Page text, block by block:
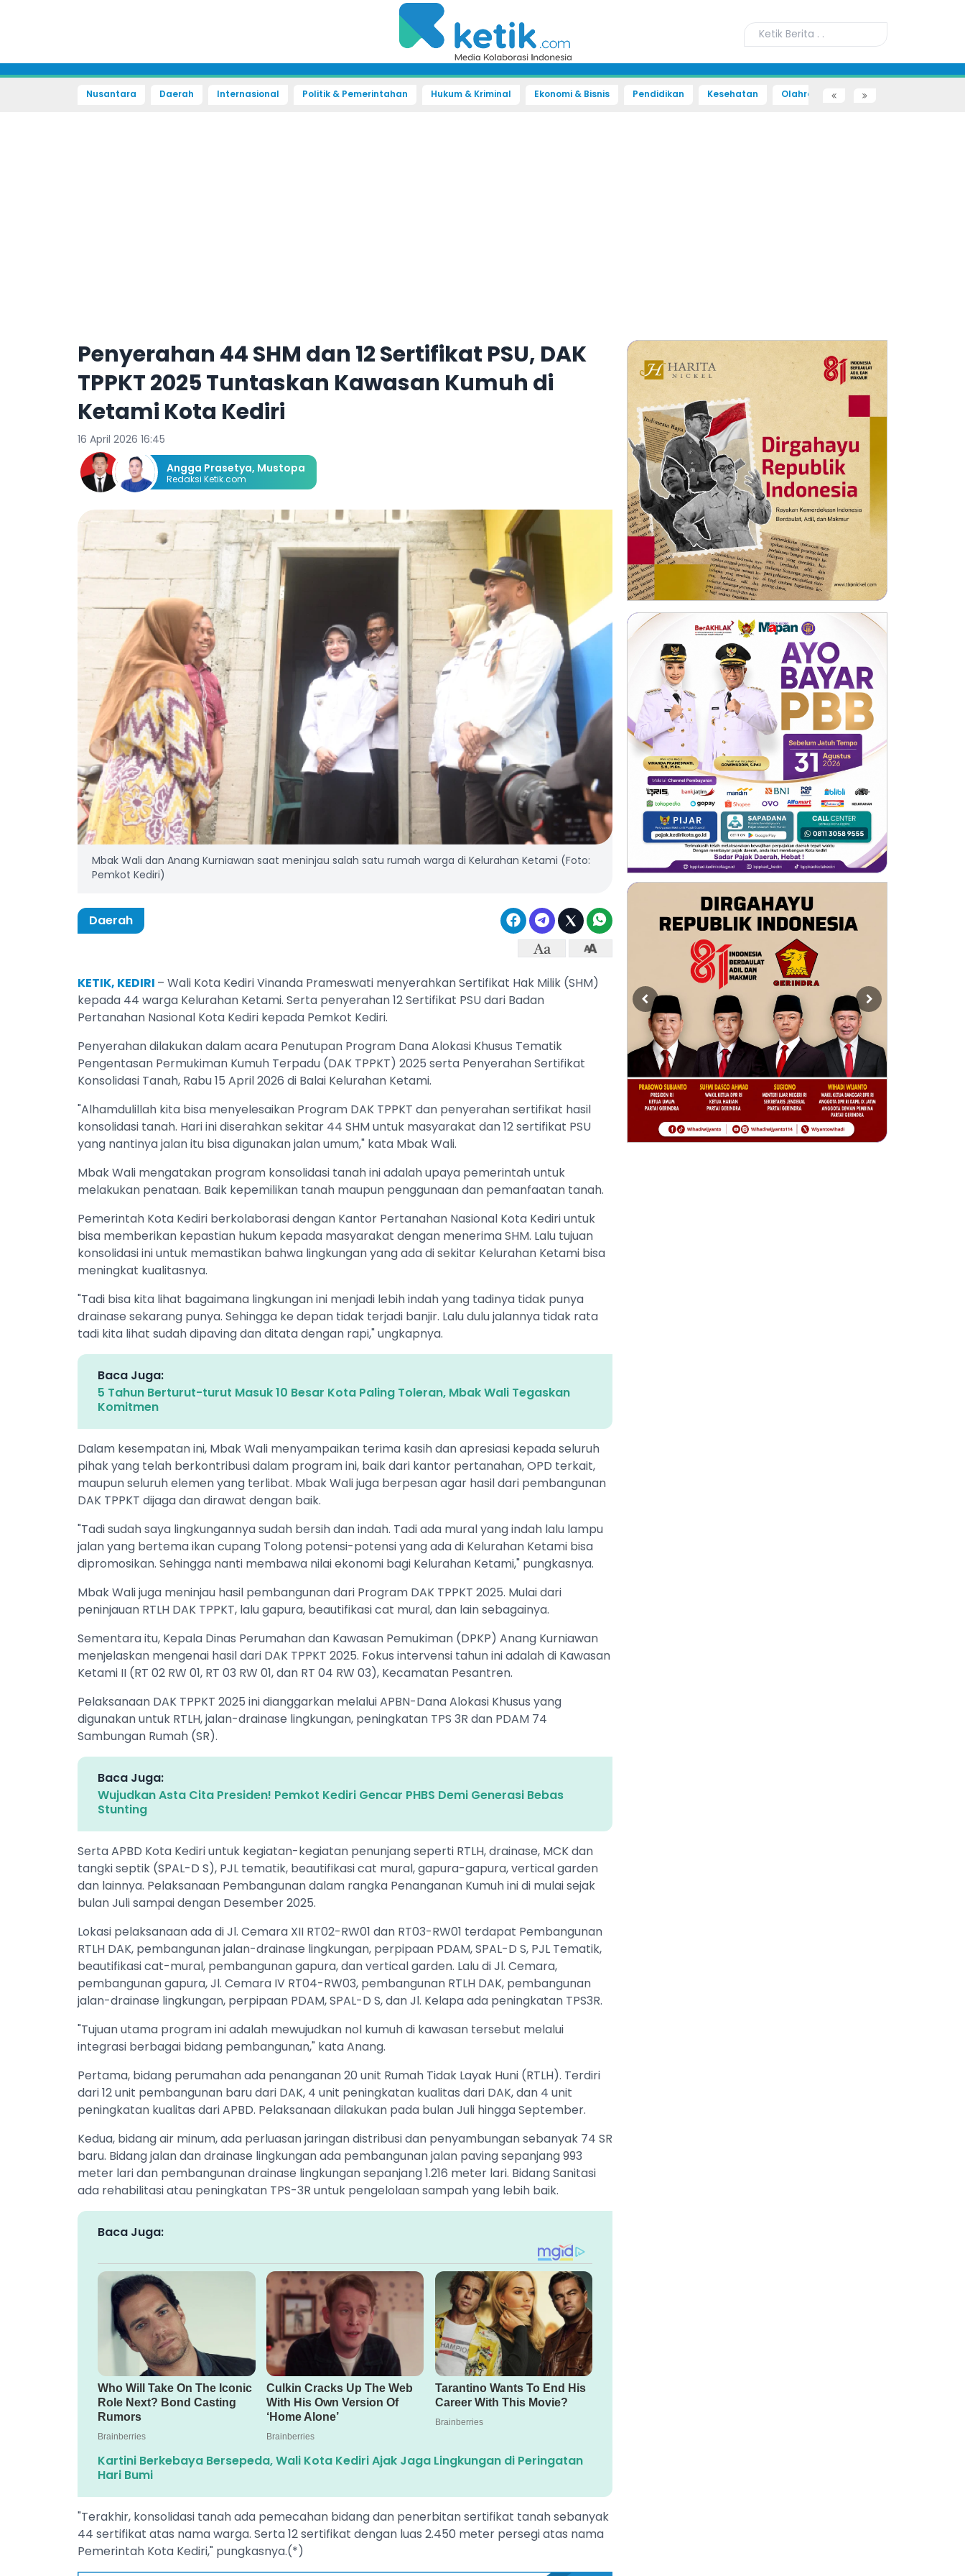
Nusantara Daerah Internasional Politik & Pemerintahan Hukum & Kriminal Ekonomi & Bisnis Pendidikan Kesehatan Olahraga Sains dan Teknologi
Penyerahan 44 SHM dan 12 Sertifikat PSU, DAK
TPPKT 2025 Tuntaskan Kawasan Kumuh di
Ketami Kota Kediri
16 April 2026 16:45
Angga Prasetya, Mustopa
Redaksi Ketik.com
Mbak Wali dan Anang Kurniawan saat meninjau salah satu rumah warga di Kelurahan Ketami (Foto:
Pemkot Kediri)
Daerah
KETIK, KEDIRI – Wali Kota Kediri Vinanda Prameswati menyerahkan Sertifikat Hak Milik (SHM)
kepada 44 warga Kelurahan Ketami. Serta penyerahan 12 Sertifikat PSU dari Badan
Pertanahan Nasional Kota Kediri kepada Pemkot Kediri.
Penyerahan dilakukan dalam acara Penutupan Program Dana Alokasi Khusus Tematik
Pengentasan Permukiman Kumuh Terpadu (DAK TPPKT) 2025 serta Penyerahan Sertifikat
Konsolidasi Tanah, Rabu 15 April 2026 di Balai Kelurahan Ketami.
"Alhamdulillah kita bisa menyelesaikan Program DAK TPPKT dan penyerahan sertifikat hasil
konsolidasi tanah. Hari ini diserahkan sekitar 44 SHM untuk masyarakat dan 12 sertifikat PSU
yang nantinya jalan itu bisa digunakan jalan umum," kata Mbak Wali.
Mbak Wali mengatakan program konsolidasi tanah ini adalah upaya pemerintah untuk
melakukan penataan. Baik kepemilikan tanah maupun penggunaan dan pemanfaatan tanah.
Pemerintah Kota Kediri berkolaborasi dengan Kantor Pertanahan Nasional Kota Kediri untuk
bisa memberikan kepastian hukum kepada masyarakat dengan menerima SHM. Lalu tujuan
konsolidasi ini untuk memastikan bahwa lingkungan yang ada di sekitar Kelurahan Ketami bisa
meningkat kualitasnya.
"Tadi bisa kita lihat bagaimana lingkungan ini menjadi lebih indah yang tadinya tidak punya
drainase sekarang punya. Sehingga ke depan tidak terjadi banjir. Lalu dulu jalannya tidak rata
tadi kita lihat sudah dipaving dan ditata dengan rapi," ungkapnya.
Baca Juga:
5 Tahun Berturut-turut Masuk 10 Besar Kota Paling Toleran, Mbak Wali Tegaskan
Komitmen
Dalam kesempatan ini, Mbak Wali menyampaikan terima kasih dan apresiasi kepada seluruh
pihak yang telah berkontribusi dalam program ini, baik dari kantor pertanahan, OPD terkait,
maupun seluruh elemen yang terlibat. Mbak Wali juga berpesan agar hasil dari pembangunan
DAK TPPKT dijaga dan dirawat dengan baik.
"Tadi sudah saya lingkungannya sudah bersih dan indah. Tadi ada mural yang indah lalu lampu
jalan yang bertema ikan cupang Tolong potensi-potensi yang ada di Kelurahan Ketami bisa
dipromosikan. Sehingga nanti membawa nilai ekonomi bagi Kelurahan Ketami," pungkasnya.
Mbak Wali juga meninjau hasil pembangunan dari Program DAK TPPKT 2025. Mulai dari
peninjauan RTLH DAK TPPKT, lalu gapura, beautifikasi cat mural, dan lain sebagainya.
Sementara itu, Kepala Dinas Perumahan dan Kawasan Pemukiman (DPKP) Anang Kurniawan
menjelaskan mengenai hasil dari DAK TPPKT 2025. Fokus intervensi tahun ini adalah di Kawasan
Ketami II (RT 02 RW 01, RT 03 RW 01, dan RT 04 RW 03), Kecamatan Pesantren.
Pelaksanaan DAK TPPKT 2025 ini dianggarkan melalui APBN-Dana Alokasi Khusus yang
digunakan untuk RTLH, jalan-drainase lingkungan, peningkatan TPS 3R dan PDAM 74
Sambungan Rumah (SR).
Baca Juga:
Wujudkan Asta Cita Presiden! Pemkot Kediri Gencar PHBS Demi Generasi Bebas
Stunting
Serta APBD Kota Kediri untuk kegiatan-kegiatan penunjang seperti RTLH, drainase, MCK dan
tangki septik (SPAL-D S), PJL tematik, beautifikasi cat mural, gapura-gapura, vertical garden
dan lainnya. Pelaksanaan Pembangunan dalam rangka Penanganan Kumuh ini di mulai sejak
bulan Juli sampai dengan Desember 2025.
Lokasi pelaksanaan ada di Jl. Cemara XII RT02-RW01 dan RT03-RW01 terdapat Pembangunan
RTLH DAK, pembangunan jalan-drainase lingkungan, perpipaan PDAM, SPAL-D S, PJL Tematik,
beautifikasi cat-mural, pembangunan gapura, dan vertical garden. Lalu di Jl. Cemara,
pembangunan gapura, Jl. Cemara IV RT04-RW03, pembangunan RTLH DAK, pembangunan
jalan-drainase lingkungan, perpipaan PDAM, SPAL-D S, dan Jl. Kelapa ada peningkatan TPS3R.
"Tujuan utama program ini adalah mewujudkan nol kumuh di kawasan tersebut melalui
integrasi berbagai bidang pembangunan," kata Anang.
Pertama, bidang perumahan ada penanganan 20 unit Rumah Tidak Layak Huni (RTLH). Terdiri
dari 12 unit pembangunan baru dari DAK, 4 unit peningkatan kualitas dari DAK, dan 4 unit
peningkatan kualitas dari APBD. Pelaksanaan dilakukan pada bulan Juli hingga September.
Kedua, bidang air minum, ada perluasan jaringan distribusi dan penyambungan sebanyak 74 SR
baru. Bidang jalan dan drainase lingkungan ada pembangunan jalan paving sepanjang 993
meter lari dan pembangunan drainase lingkungan sepanjang 1.216 meter lari. Bidang Sanitasi
ada rehabilitasi atau peningkatan TPS-3R untuk pengelolaan sampah yang lebih baik.
Baca Juga:
Kartini Berkebaya Bersepeda, Wali Kota Kediri Ajak Jaga Lingkungan di Peringatan
Hari Bumi
"Terakhir, konsolidasi tanah ada pemecahan bidang dan penerbitan sertifikat tanah sebanyak
44 sertifikat atas nama warga. Serta 12 sertifikat dengan luas 2.450 meter persegi atas nama
Pemerintah Kota Kediri," pungkasnya.(*)